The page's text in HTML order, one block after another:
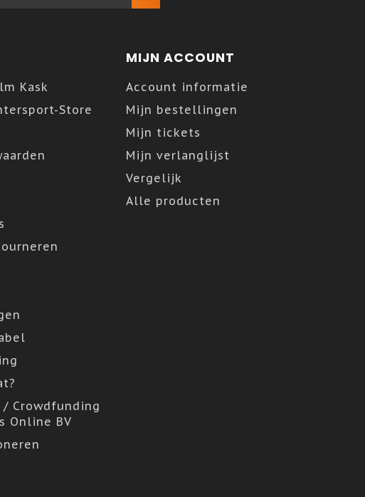
Kask
Store
/ Crowdfunding
Online BV
MIJN ACCOUNT
Account informatie
Mijn bestellingen
Mijn tickets
Mijn verlanglijst
Vergelijk
Alle producten